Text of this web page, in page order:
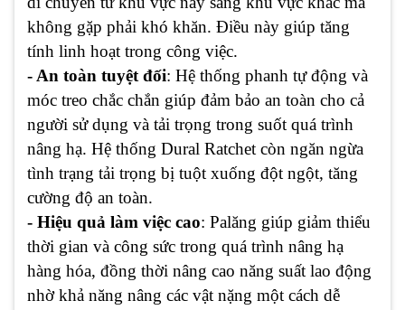
không gặp phải khó khăn. Điều này giúp tăng
tính linh hoạt trong công việc.
- An toàn tuyệt đối: Hệ thống phanh tự động và
móc treo chắc chắn giúp đảm bảo an toàn cho cả
người sử dụng và tải trọng trong suốt quá trình
nâng hạ. Hệ thống Dural Ratchet còn ngăn ngừa
tình trạng tải trọng bị tuột xuống đột ngột, tăng
cường độ an toàn.
- Hiệu quả làm việc cao: Palăng giúp giảm thiểu
thời gian và công sức trong quá trình nâng hạ
hàng hóa, đồng thời nâng cao năng suất lao động
nhờ khả năng nâng các vật nặng một cách dễ